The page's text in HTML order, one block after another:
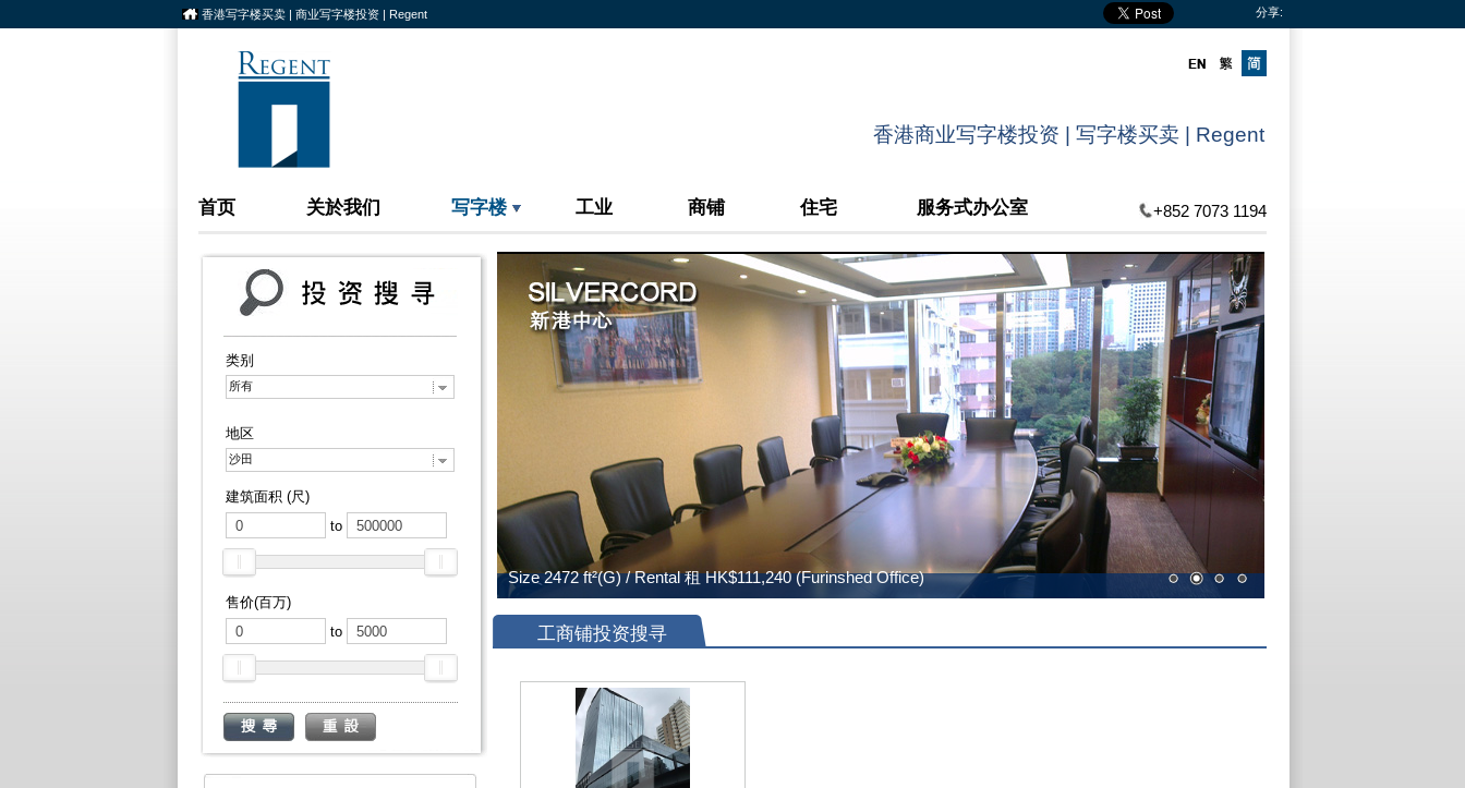
香港写字楼买卖 | 商业写字楼投资 | Regent 分享:
香港商业写字楼投资 | 写字楼买卖 | Regent
首页 关於我们 写字楼 工业 商铺 住宅 服务式办公室 +852 7073 1194
类别
所有
地区
沙田
建筑面积 (尺)
to
售价(百万)
to
工商铺投资搜寻